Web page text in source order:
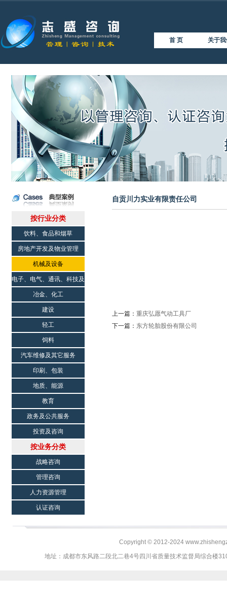
首 页 关于
按行业分类
饮料、食品和烟草
房地产开发及物业管理
机械及设备
电子、电气、通讯、科技及
科研院所
冶金、化工
建设
轻工
饲料
汽车维修及其它服务
印刷、包装
地质、能源
教育
政务及公共服务
投资及咨询
按业务分类
战略咨询
管理咨询
人力资源管理
认证咨询
自贡川力实业有限责任公司
上一篇： 重庆弘愿气动工具厂
下一篇： 东方轮胎股份有限公司
Copyright © 2012-2024
地址：成都市东风路二段北二巷4号四川省质量技术监督局综合楼